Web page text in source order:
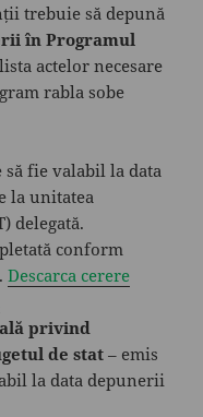
trebuie să depună
în Programul
actelor necesare
rabla sobe
să fie valabil la data
la unitatea
delegată.
conform
Descarca cerere
privind
de stat– emis
la data depunerii